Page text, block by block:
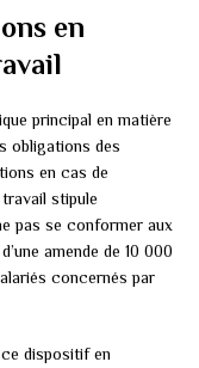
en
principal en matière
obligations des
en cas de
travail stipule
pas se conformer aux
amende de 10 000
concernés par
dispositif en